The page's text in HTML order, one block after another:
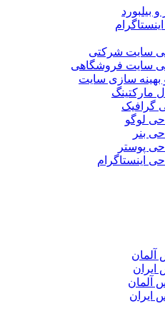
بیلبورد
سایت شرکتی
سایت فروشگاهی
بهینه سازی سایت
مارکتینگ
گرافیک
لوگو
بنر
پوستر
اینستاگرام
آلمان
آلمان
ایران